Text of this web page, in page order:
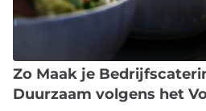
Zo Maak je
Duurzaam volgens het